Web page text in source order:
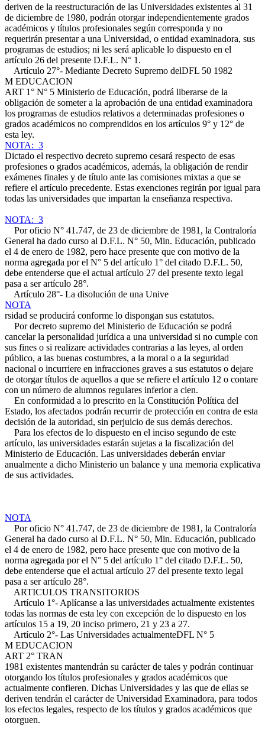
deriven de la reestructuración de las Universidades existentes al 31
de diciembre de 1980, podrán otorgar independientemente grados
académicos y títulos profesionales según corresponda y no
requerirán presentar a una Universidad, o entidad examinadora, sus
programas de estudios; ni les será aplicable lo dispuesto en el
artículo 26 del presente D.F.L. N° 1.
Artículo 27°- Mediante Decreto Supremo delDFL 50 1982
M EDUCACION
ART 1° N° 5 Ministerio de Educación, podrá liberarse de la
obligación de someter a la aprobación de una entidad examinadora
los programas de estudios relativos a determinadas profesiones o
grados académicos no comprendidos en los artículos 9° y 12° de
esta ley.
NOTA: 3
Dictado el respectivo decreto supremo cesará respecto de esas
profesiones o grados académicos, además, la obligación de rendir
exámenes finales y de título ante las comisiones mixtas a que se
refiere el artículo precedente. Estas exenciones regirán por igual para
todas las universidades que impartan la enseñanza respectiva.
NOTA: 3
Por oficio N° 41.747, de 23 de diciembre de 1981, la Contraloría
General ha dado curso al D.F.L. N° 50, Min. Educación, publicado
el 4 de enero de 1982, pero hace presente que con motivo de la
norma agregada por el N° 5 del artículo 1° del citado D.F.L. 50,
debe entenderse que el actual artículo 27 del presente texto legal
pasa a ser artículo 28°.
Artículo 28°- La disolución de una Unive
NOTA
rsidad se producirá conforme lo dispongan sus estatutos.
Por decreto supremo del Ministerio de Educación se podrá
cancelar la personalidad jurídica a una universidad si no cumple con
sus fines o si realizare actividades contrarias a las leyes, al orden
público, a las buenas costumbres, a la moral o a la seguridad
nacional o incurriere en infracciones graves a sus estatutos o dejare
de otorgar títulos de aquellos a que se refiere el artículo 12 o contare
con un número de alumnos regulares inferior a cien.
En conformidad a lo prescrito en la Constitución Política del
Estado, los afectados podrán recurrir de protección en contra de esta
decisión de la autoridad, sin perjuicio de sus demás derechos.
Para los efectos de lo dispuesto en el inciso segundo de este
artículo, las universidades estarán sujetas a la fiscalización del
Ministerio de Educación. Las universidades deberán enviar
anualmente a dicho Ministerio un balance y una memoria explicativa
de sus actividades.
NOTA
Por oficio N° 41.747, de 23 de diciembre de 1981, la Contraloría
General ha dado curso al D.F.L. N° 50, Min. Educación, publicado
el 4 de enero de 1982, pero hace presente que con motivo de la
norma agregada por el N° 5 del artículo 1° del citado D.F.L. 50,
debe entenderse que el actual artículo 27 del presente texto legal
pasa a ser artículo 28°.
ARTICULOS TRANSITORIOS
Artículo 1°- Aplícanse a las universidades actualmente existentes
todas las normas de esta ley con excepción de lo dispuesto en los
artículos 15 a 19, 20 inciso primero, 21 y 23 a 27.
Artículo 2°- Las Universidades actualmenteDFL N° 5
M EDUCACION
ART 2° TRAN
1981 existentes mantendrán su carácter de tales y podrán continuar
otorgando los títulos profesionales y grados académicos que
actualmente confieren. Dichas Universidades y las que de ellas se
deriven tendrán el carácter de Universidad Examinadora, para todos
los efectos legales, respecto de los títulos y grados académicos que
otorguen.